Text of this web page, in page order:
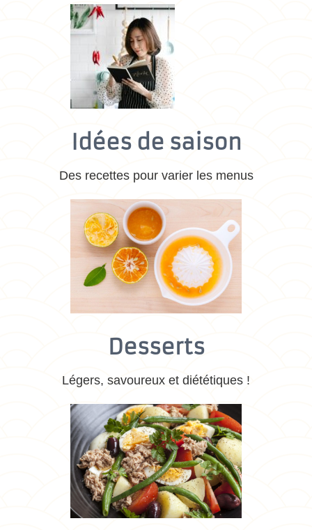
Idées de saison
Des recettes pour varier les menus
Desserts
Légers, savoureux et diététiques !